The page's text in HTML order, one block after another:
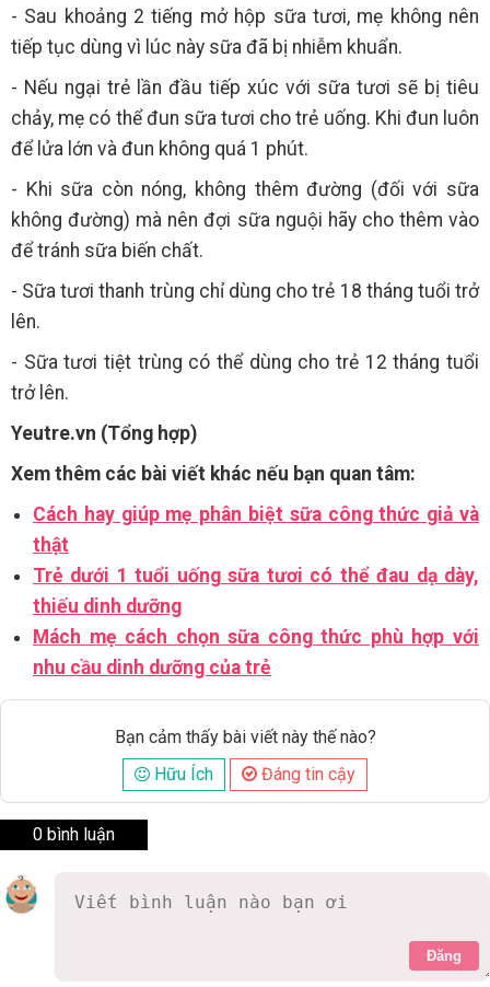
- Sau khoảng 2 tiếng mở hộp sữa tươi, mẹ không nên
tiếp tục dùng vì lúc này sữa đã bị nhiễm khuẩn.
- Nếu ngại trẻ lần đầu tiếp xúc với sữa tươi sẽ bị tiêu
chảy, mẹ có thể đun sữa tươi cho trẻ uống. Khi đun luôn
để lửa lớn và đun không quá 1 phút.
- Khi sữa còn nóng, không thêm đường (đối với sữa
không đường) mà nên đợi sữa nguội hãy cho thêm vào
để tránh sữa biến chất.
- Sữa tươi thanh trùng chỉ dùng cho trẻ 18 tháng tuổi trở
lên.
- Sữa tươi tiệt trùng có thể dùng cho trẻ 12 tháng tuổi
trở lên.
Yeutre.vn (Tổng hợp)
Xem thêm các bài viết khác nếu bạn quan tâm:
Cách hay giúp mẹ phân biệt sữa công thức giả và
thật
Trẻ dưới 1 tuổi uống sữa tươi có thể đau dạ dày,
thiếu dinh dưỡng
Mách mẹ cách chọn sữa công thức phù hợp với
nhu cầu dinh dưỡng của trẻ
Bạn cảm thấy bài viết này thế nào?
Hữu Ích
Đáng tin cậy
0 bình luận
Đăng